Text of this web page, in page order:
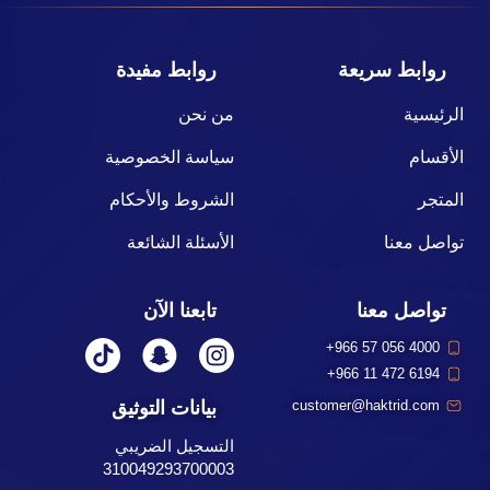
روابط سريعة
الرئيسية
الأقسام
المتجر
تواصل معنا
روابط مفيدة
من نحن
سياسة الخصوصية
الشروط والأحكام
الأسئلة الشائعة
تواصل معنا
+966 57 056 4000
+966 11 472 6194
customer@haktrid.com
تابعنا الآن
بيانات التوثيق
التسجيل الضريبي
310049293700003